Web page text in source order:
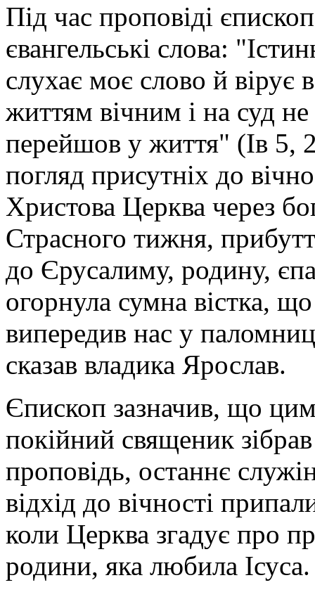
Під час проповіді
євангельські слова:
слухає моє слово й вірує
життям вічним і на суд
перейшов у життя" (Ів 5,
погляд присутніх до
Христова Церква через
Страсного тижня,
до Єрусалиму, родину,
огорнула сумна вістка,
випередив нас у
сказав владика Ярослав.
Єпископ зазначив, що
покійний священик
проповідь, останнє
відхід до вічності
коли Церква згадує про
родини, яка любила Ісуса.